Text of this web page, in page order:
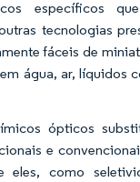
específicos
tecnologias
fáceis de
água, ar, líquidos
ópticos
e
eles, como